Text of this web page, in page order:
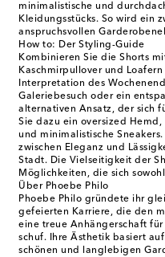
minimalistische und
Kleidungsstücks. So wird ein
anspruchsvollen
How to: Der Styling-Guide
Kombinieren Sie die Shorts
Kaschmirpullover und
Interpretation des
Galeriebesuch oder ein
alternativen Ansatz, der sich
Sie dazu ein oversized Hemd,
und minimalistische
zwischen Eleganz und
Stadt. Die Vielseitigkeit der
Möglichkeiten, die sich
Über Phoebe Philo
Phoebe Philo gründete ihr
gefeierten Karriere, die den
eine treue Anhängerschaft
schuf. Ihre Ästhetik basiert
schönen und langlebigen